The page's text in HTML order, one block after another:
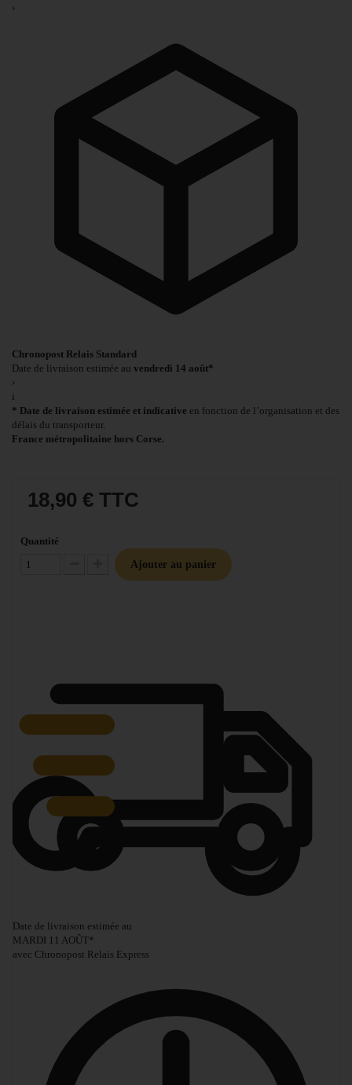
›
Chronopost Relais Standard
Date de livraison estimée au vendredi 14 août*
›
i
* Date de livraison estimée et indicative en fonction de l’organisation et des
délais du transporteur.
France métropolitaine hors Corse.
18,90 € TTC
Quantité
Diminuer la quantité
Augmenter la quantité
Ajouter au panier
Date de livraison estimée au
MARDI 11 AOÛT*
avec Chronopost Relais Express